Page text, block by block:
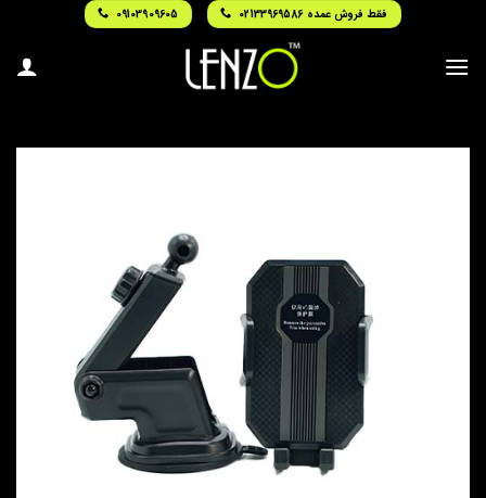
content
فقط فروش عمده 02133969586 09103909605